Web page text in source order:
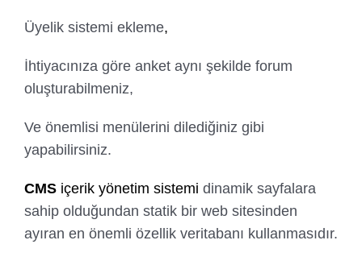
Üyelik sistemi ekleme,
İhtiyacınıza göre anket aynı şekilde forum
oluşturabilmeniz,
Ve önemlisi menülerini dilediğiniz gibi
yapabilirsiniz.
CMS içerik yönetim sistemi dinamik sayfalara
sahip olduğundan statik bir web sitesinden
ayıran en önemli özellik veritabanı kullanmasıdır.